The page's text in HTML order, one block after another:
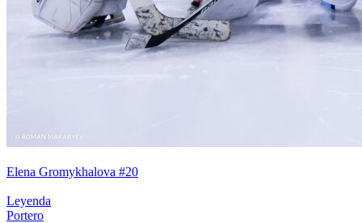
Elena Gromykhalova #20
Leyenda
Portero